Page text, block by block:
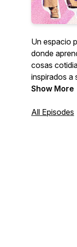
Un espacio
donde
cosas
inspirados a
Show More
All Episodes